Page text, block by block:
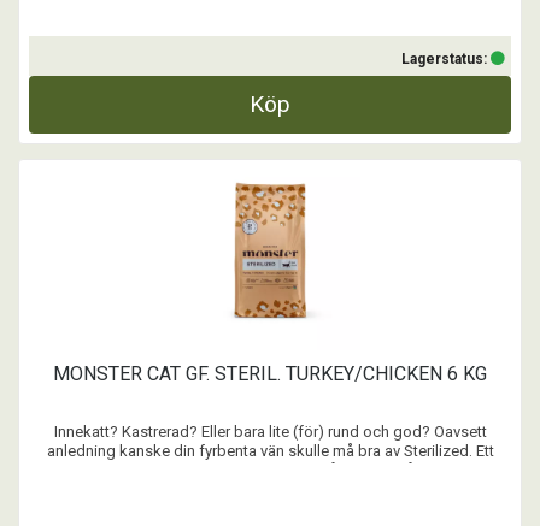
Lagerstatus:
Köp
MONSTER CAT GF. STERIL. TURKEY/CHICKEN 6 KG
Innekatt? Kastrerad? Eller bara lite (för) rund och god? Oavsett
anledning kanske din fyrbenta vän skulle må bra av Sterilized. Ett